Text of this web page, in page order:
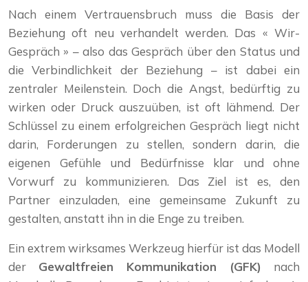
Nach einem Vertrauensbruch muss die Basis der
Beziehung oft neu verhandelt werden. Das « Wir-
Gespräch » – also das Gespräch über den Status und
die Verbindlichkeit der Beziehung – ist dabei ein
zentraler Meilenstein. Doch die Angst, bedürftig zu
wirken oder Druck auszuüben, ist oft lähmend. Der
Schlüssel zu einem erfolgreichen Gespräch liegt nicht
darin, Forderungen zu stellen, sondern darin, die
eigenen Gefühle und Bedürfnisse klar und ohne
Vorwurf zu kommunizieren. Das Ziel ist es, den
Partner einzuladen, eine gemeinsame Zukunft zu
gestalten, anstatt ihn in die Enge zu treiben.
Ein extrem wirksames Werkzeug hierfür ist das Modell
der Gewaltfreien Kommunikation (GFK) nach